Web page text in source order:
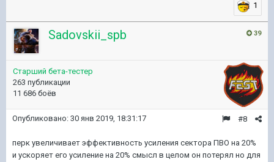
1
39
Sadovskii_spb
Старший бета-тестер
263 публикации
11 686 боёв
#8
Опубликовано: 30 янв 2019, 18:31:17
перк увеличивает эффективность усиления сектора ПВО на 20%
и ускоряет его усиление на 20% смысл в целом он потерял но для